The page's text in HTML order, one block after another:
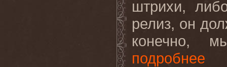
штрихи,
релиз, он
конечно,
подробнее